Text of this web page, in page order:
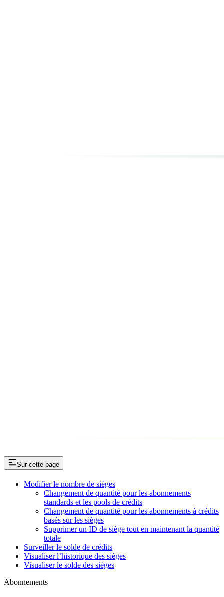
Sur cette page
Modifier le nombre de sièges
Changement de quantité​ pour les abonnements
standards et les pools de crédits
Changement de quantité​ pour les abonnements à crédits
basés sur les sièges
Supprimer un ID de siège tout en maintenant la quantité
totale
Surveiller le solde de crédits
Visualiser l’historique des sièges
Visualiser le solde des sièges
Abonnements